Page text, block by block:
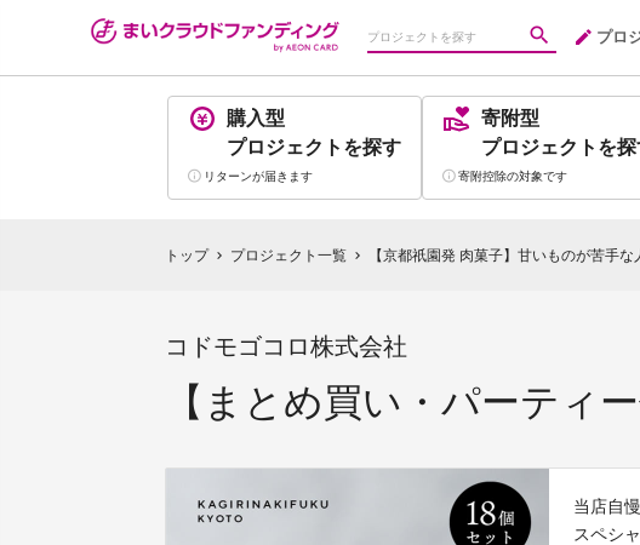
プロ
購入型
プロジェクト を探す
リターンが届きます
寄附型
プロジェクト を
寄附控除の対象です
トップ chevron_right プロジェクト一覧 chevron_right 【京都祇園発 肉菓子】甘いものが苦手
コドモゴコロ株式会社
【まとめ買い・パーティ
当店自
スペシ